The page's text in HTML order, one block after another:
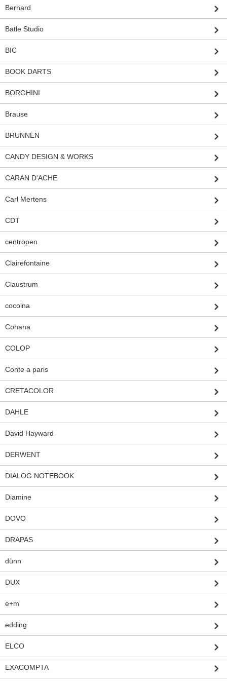
Bernard
Batle Studio
BIC
BOOK DARTS
BORGHINI
Brause
BRUNNEN
CANDY DESIGN & WORKS
CARAN D'ACHE
Carl Mertens
CDT
centropen
Clairefontaine
Claustrum
cocoina
Cohana
COLOP
Conte a paris
CRETACOLOR
DAHLE
David Hayward
DERWENT
DIALOG NOTEBOOK
Diamine
DOVO
DRAPAS
dünn
DUX
e+m
edding
ELCO
EXACOMPTA